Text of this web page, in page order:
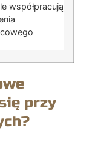
współpracują
przy